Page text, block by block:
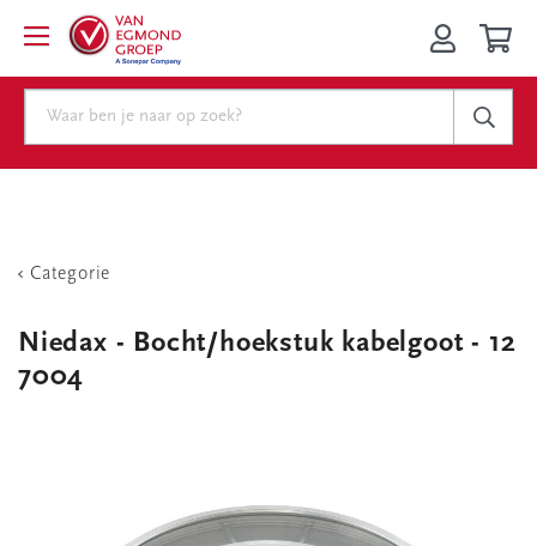
Categorie
Niedax - Bocht/hoekstuk kabelgoot - 12
7004